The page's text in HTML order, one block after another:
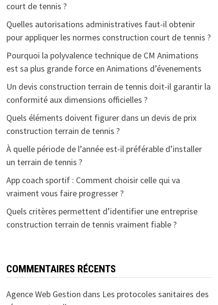
court de tennis ?
Quelles autorisations administratives faut-il obtenir
pour appliquer les normes construction court de tennis ?
Pourquoi la polyvalence technique de CM Animations
est sa plus grande force en Animations d’évenements
Un devis construction terrain de tennis doit-il garantir la
conformité aux dimensions officielles ?
Quels éléments doivent figurer dans un devis de prix
construction terrain de tennis ?
À quelle période de l’année est-il préférable d’installer
un terrain de tennis ?
App coach sportif : Comment choisir celle qui va
vraiment vous faire progresser ?
Quels critères permettent d’identifier une entreprise
construction terrain de tennis vraiment fiable ?
COMMENTAIRES RÉCENTS
Agence Web Gestion dans Les protocoles sanitaires des